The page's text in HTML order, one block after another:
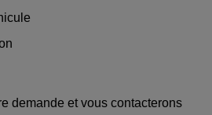
demande et vous contacterons